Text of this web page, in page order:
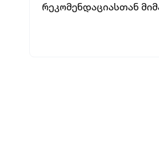
რეკომენდაციასთან